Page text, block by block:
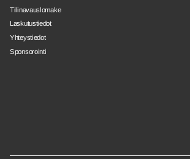
Tilinavauslomake
Laskutustiedot
Yhteystiedot
Sponsorointi